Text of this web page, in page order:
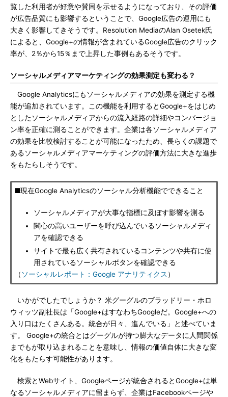
覧した利用者が好意や賛同を示せるようになっており、その評価
が広告品質にも影響するということで、Google広告の運用にも
大きく影響してきそうです。Resolution MediaのAlan Osetek氏
によると、Google+の情報が含まれているGoogle広告のクリック
率が、2％から15％まで上昇した事例もあるそうです。
ソーシャルメディアマーケティングの効果測定も変わる？
Google Analyticsにもソーシャルメディアの効果を測定する機
能が追加されています。この機能を利用するとGoogle+をはじめ
としたソーシャルメディアからの流入経路の詳細やコンバージョ
ン率を正確に測ることができます。企業は各ソーシャルメディア
の効果を比較検討することが可能になったため、長らくの課題で
あるソーシャルメディアマーケティングの評価方法に大きな進歩
をもたらしそうです。
■現在Google Analyticsのソーシャル分析機能でできること
ソーシャルメディアが大事な指標に及ぼす影響を測る
関心の高いユーザーを呼び込んでいるソーシャルメディ
アを確認できる
サイトで最も広く共有されているコンテンツや共有に使
用されているソーシャルボタンを確認できる
（ ソーシャルレポート：Google アナリティクス ）
いかがでしたでしょうか？ 米グーグルのブラッドリー・ホロ
ウィッツ副社長は「Google+はすなわちGoogleだ。Google+への
入り口はたくさんある。統合が日々、進んでいる」と述べていま
す。 Google+の統合とはグーグルが持つ膨大なデータに人間関係
までもが取り込まれることを意味し、情報の価値自体に大きな変
化をもたらす可能性があります。
検索とWebサイト、Googleページが統合されるとGoogle+は単
なるソーシャルメディアに留まらず、企業はFacebookページや